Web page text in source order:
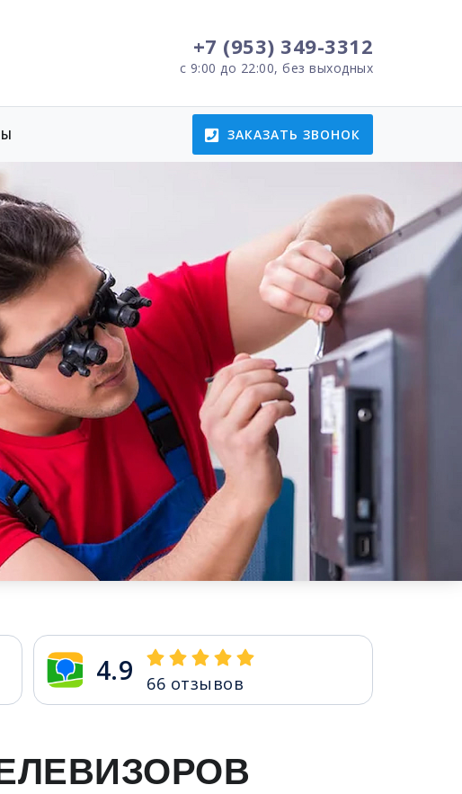
+7 (953) 349-3312
с 9:00 до 22:00, без выходных
ЗАКАЗАТЬ ЗВОНОК
4.9 66 отзывов